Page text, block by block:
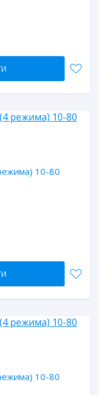
10-80
10-80